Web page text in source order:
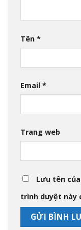
Tên *
Email *
Trang web
Lưu tên
trình duyệt này